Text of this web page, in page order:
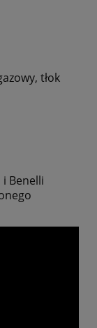
tłok
Benelli